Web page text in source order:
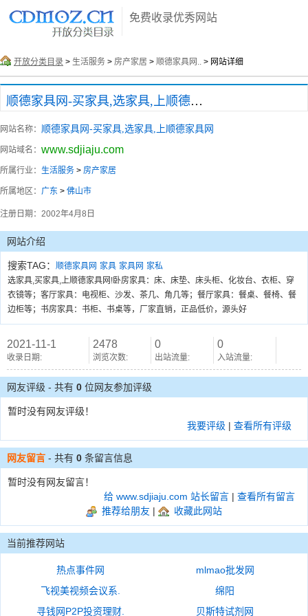
免费收录优秀网站
开放分类目录 > 生活服务 > 房产家居 > 顺德家具网.. > 网站详细
顺德家具网-买家具,选家具,上顺德家具网
网站名称： 顺德家具网-买家具,选家具,上顺德家具网
网站域名： www.sdjiaju.com
所属行业： 生活服务 > 房产家居
所属地区： 广东 > 佛山市
注册日期： 2002年4月8日
网站介绍
搜索TAG： 顺德家具网 家具 家具网 家私
选家具,买家具,上顺德家具网!卧房家具：床、床垫、床头柜、化妆台、衣柜、穿
衣镜等；客厅家具：电视柜、沙发、茶几、角几等；餐厅家具：餐桌、餐椅、餐
边柜等；书房家具：书柜、书桌等，厂家直销，正品低价，源头好
2021-11-1
收录日期:
2478
浏览次数:
0
出站流量:
0
入站流量:
网友评级 - 共有 0 位网友参加评级
暂时没有网友评级！
我要评级 | 查看所有评级
网友留言 - 共有 0 条留言信息
暂时没有网友留言！
给 www.sdjiaju.com 站长留言 | 查看所有留言
推荐给朋友 | 收藏此网站
当前推荐网站
热点事件网
mlmao批发网
飞视美视频会议系.
绵阳
寻钱网P2P投资理财.
贝斯特试剂网